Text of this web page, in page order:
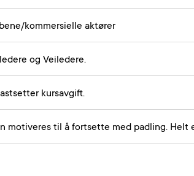
kommersielle aktører
og Veiledere.
kursavgift.
motiveres til å fortsette med padling. Helt